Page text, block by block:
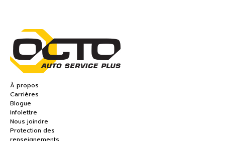
À propos
Carrières
Blogue
Infolettre
Nous joindre
Protection des